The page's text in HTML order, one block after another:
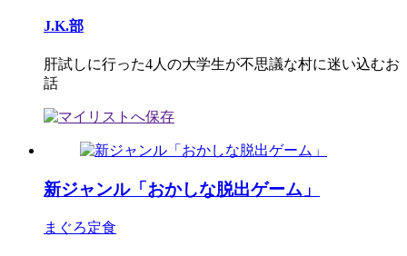
J.K.部
肝試しに行った4人の大学生が不思議な村に迷い込むお
話
新ジャンル「おかしな脱出ゲーム」
まぐろ定食